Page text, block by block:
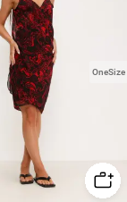
OneSize